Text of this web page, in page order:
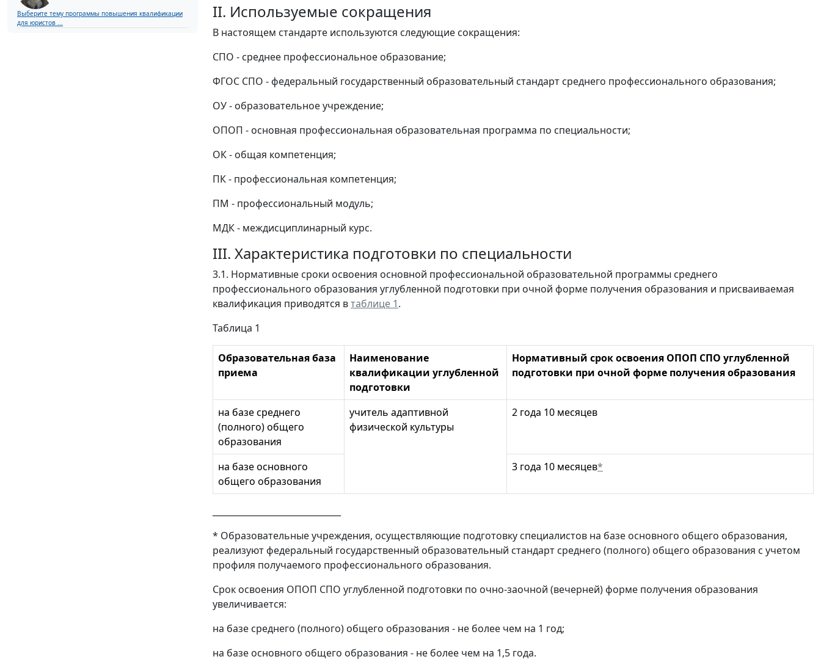
Выберите тему программы повышения квалификации
для юристов ...
II. Используемые сокращения
В настоящем стандарте используются следующие сокращения:
СПО - среднее профессиональное образование;
ФГОС СПО - федеральный государственный образовательный стандарт среднего профессионального образования;
ОУ - образовательное учреждение;
ОПОП - основная профессиональная образовательная программа по специальности;
ОК - общая компетенция;
ПК - профессиональная компетенция;
ПМ - профессиональный модуль;
МДК - междисциплинарный курс.
III. Характеристика подготовки по специальности
3.1. Нормативные сроки освоения основной профессиональной образовательной программы среднего
профессионального образования углубленной подготовки при очной форме получения образования и присваиваемая
квалификация приводятся втаблице 1.
Таблица 1
Образовательная база
приема
Наименование
квалификации углубленной
подготовки
Нормативный срок освоения ОПОП СПО углубленной
подготовки при очной форме получения образования
на базе среднего
(полного) общего
образования
учитель адаптивной
физической культуры
2 года 10 месяцев
на базе основного
общего образования
3 года 10 месяцев*
* Образовательные учреждения, осуществляющие подготовку специалистов на базе основного общего образования,
реализуют федеральный государственный образовательный стандарт среднего (полного) общего образования с учетом
профиля получаемого профессионального образования.
Срок освоения ОПОП СПО углубленной подготовки по очно-заочной (вечерней) форме получения образования
увеличивается:
на базе среднего (полного) общего образования - не более чем на 1 год;
на базе основного общего образования - не более чем на 1,5 года.